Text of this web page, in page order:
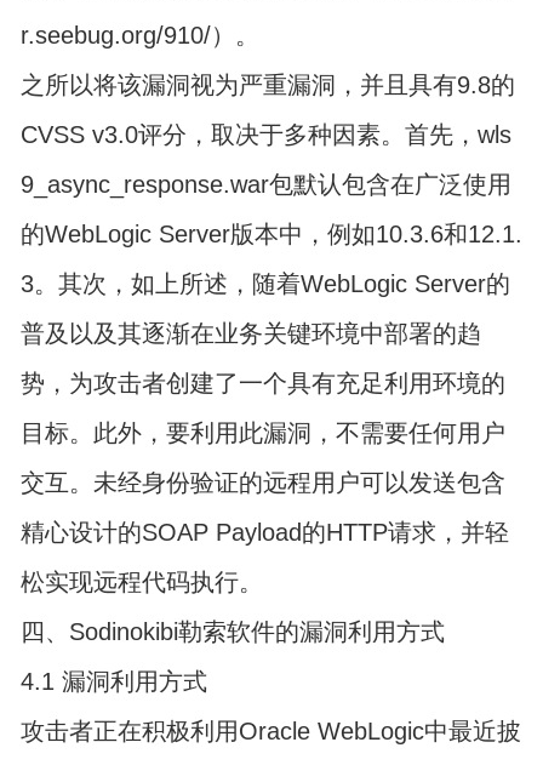
r.seebug.org/910/）。
之所以将该漏洞视为严重漏洞，并且具有9.8的
CVSS v3.0评分，取决于多种因素。首先，wls
9_async_response.war包默认包含在广泛使用
的WebLogic Server版本中，例如10.3.6和12.1.
3。其次，如上所述，随着WebLogic Server的
普及以及其逐渐在业务关键环境中部署的趋
势，为攻击者创建了一个具有充足利用环境的
目标。此外，要利用此漏洞，不需要任何用户
交互。未经身份验证的远程用户可以发送包含
精心设计的SOAP Payload的HTTP请求，并轻
松实现远程代码执行。
四、Sodinokibi勒索软件的漏洞利用方式
4.1 漏洞利用方式
攻击者正在积极利用Oracle WebLogic中最近披